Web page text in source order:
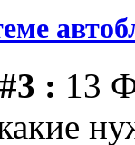
: 13